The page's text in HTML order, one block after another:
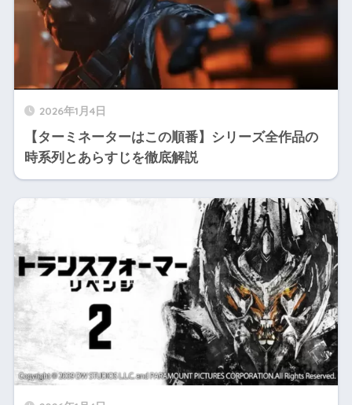
2026年1月4日
【ターミネーターはこの順番】シリーズ全作品の
時系列とあらすじを徹底解説